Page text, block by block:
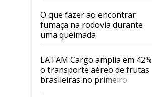
O que fazer ao encontrar
fumaça na rodovia durante
uma queimada
LATAM Cargo amplia em 42%
o transporte aéreo de frutas
brasileiras no primeiro
semestre